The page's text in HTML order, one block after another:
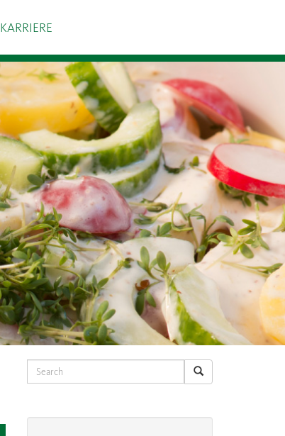
KARRIERE
Search